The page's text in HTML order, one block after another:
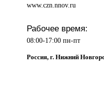
www.czn.nnov.ru
Рабочее время:
08:00-17:00 пн-пт
Россия, г. Нижний